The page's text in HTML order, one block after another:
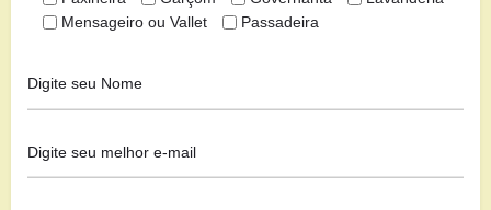
Mensageiro ou Vallet
Passadeira